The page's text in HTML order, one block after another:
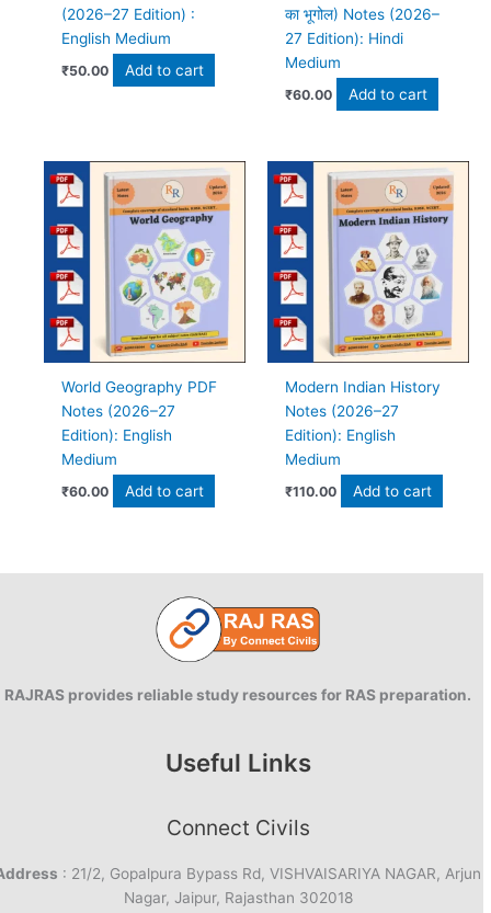
(2026–27 Edition) :
English Medium
₹50.00 Add to cart
का भूगोल) Notes (2026–
27 Edition): Hindi
Medium
₹60.00 Add to cart
World Geography PDF
Notes (2026–27
Edition): English
Medium
₹60.00 Add to cart
Modern Indian History
Notes (2026–27
Edition): English
Medium
₹110.00 Add to cart
RAJRAS provides reliable study resources for RAS preparation.
Useful Links
Connect Civils
: 21/2, Gopalpura Bypass Rd, VISHVAISARIYA NAGAR, Arjun
Nagar, Jaipur, Rajasthan 302018